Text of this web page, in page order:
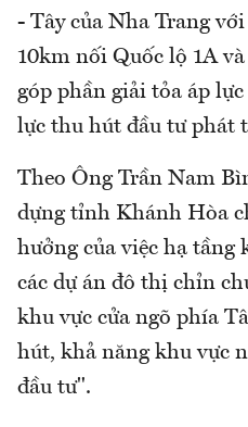
- Tây của Nha Trang
10km nối Quốc lộ 1A
góp phần giải tỏa áp
lực thu hút đầu tư phát
Theo Ông Trần Nam
dựng tỉnh Khánh Hòa
hưởng của việc hạ tầng
các dự án đô thị chỉn
khu vực cửa ngõ phía
hút, khả năng khu vực
đầu tư".